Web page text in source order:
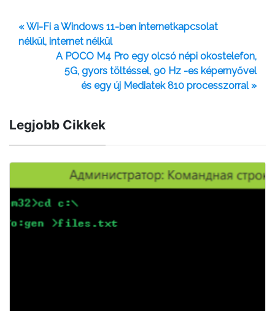
« Wi-Fi a Windows 11-ben internetkapcsolat
nélkül, internet nélkül
A POCO M4 Pro egy olcsó népi okostelefon,
5G, gyors töltéssel, 90 Hz -es képernyővel
és egy új Mediatek 810 processzorral »
Legjobb Cikkek